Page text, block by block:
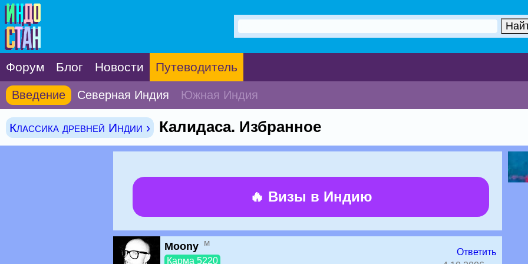
Форум Блог Новости Путеводитель
Введение Северная Индия Южная Индия
Классика древней Индии › Калидаса. Избранное
🔥 Визы в Индию
Moony м
Карма 5220
Ответить